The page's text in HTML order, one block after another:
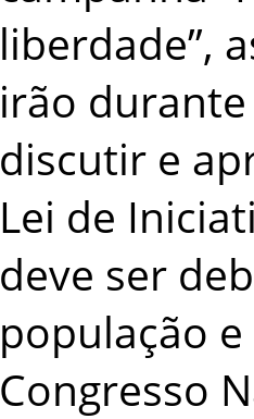
liberdade”,
irão
discutir e
Lei de
deve ser
população
Congresso